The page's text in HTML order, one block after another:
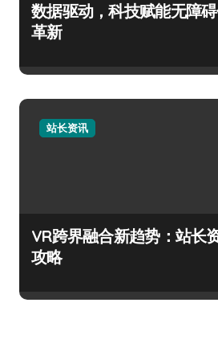
数据驱动，科技赋能无障
革新
站长资讯
VR跨界融合新趋势：站长
攻略